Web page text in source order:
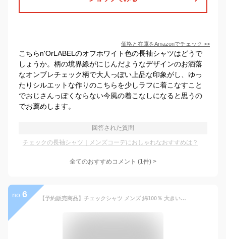
価格と在庫をAmazonでチェック >>
こちらn'OrLABELのオフホワイト色の長袖シャツはどうで
しょうか。柄の境界線がにじんだようなデザインのお洒落
なオンブレチェック柄で大人っぽい上品な印象がし、ゆっ
たりシルエットな作りのこちらを少しラフに着こなすこと
でおじさんっぽくならない今風の着こなしになると思うの
でお薦めします。
回答された質問
チェックの長袖シャツ｜メンズコーデにおしゃれなおすすめは？
全てのおすすめコメント (1件) >
no. 6 【予約販売商品】チェックシャツ メンズ 綿100％ 大きいサイズ ネルシャツ コットン 大きめ 長袖シャツ 格子柄シャツ カジュアル おしゃれ アメリカサイズ カップル 秋服 秋 冬服 冬 春服 コットン S~5L MATCH麻吉